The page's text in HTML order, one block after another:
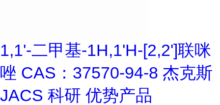
1,1'-二甲基-1H,1'H-[2,2']联咪
唑 CAS：37570-94-8 杰克斯
JACS 科研 优势产品